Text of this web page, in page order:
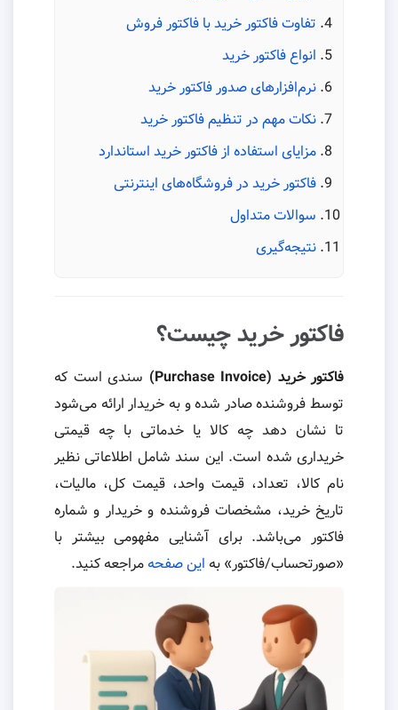
تفاوت فاکتور خرید با فاکتور فروش
انواع فاکتور خرید
نرم‌افزارهای صدور فاکتور خرید
نکات مهم در تنظیم فاکتور خرید
مزایای استفاده از فاکتور خرید استاندارد
فاکتور خرید در فروشگاه‌های اینترنتی
سوالات متداول
نتیجه‌گیری
فاکتور خرید چیست؟
فاکتور خرید (Purchase Invoice)
سندی است که
توسط فروشنده صادر شده و به خریدار ارائه می‌شود
تا نشان دهد چه کالا یا خدماتی با چه قیمتی
خریداری شده است. این سند شامل اطلاعاتی نظیر
نام کالا، تعداد، قیمت واحد، قیمت کل، مالیات،
تاریخ خرید، مشخصات فروشنده و خریدار و شماره
فاکتور می‌باشد. برای آشنایی مفهومی بیشتر با
«صورتحساب/فاکتور» به این صفحه مراجعه کنید.